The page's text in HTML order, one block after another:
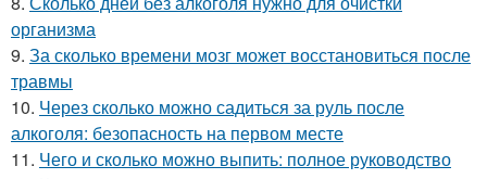
организма
9. За сколько времени мозг может восстановиться после
травмы
10. Через сколько можно садиться за руль после
алкоголя: безопасность на первом месте
11. Чего и сколько можно выпить: полное руководство